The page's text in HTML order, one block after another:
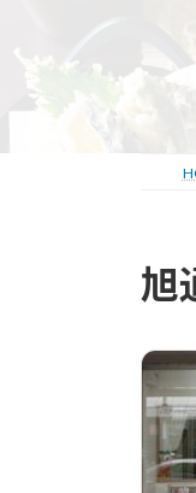
旭